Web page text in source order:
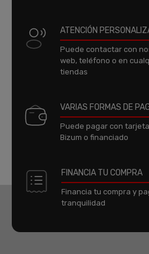
ATENCIÓN
Puede contactar con
web, teléfono o en
tiendas
VARIAS FORMAS DE
Puede pagar con
Bizum o financiado
FINANCIA TU COMPRA
Financia tu compra y
tranquilidad